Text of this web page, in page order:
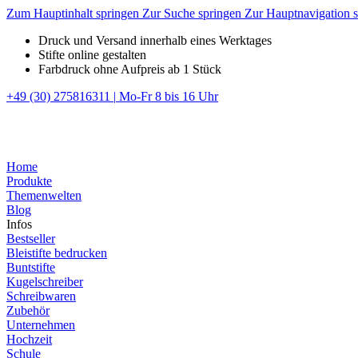
Zum Hauptinhalt springen Zur Suche springen Zur Hauptnavigation
Druck und Versand innerhalb eines Werktages
Stifte online gestalten
Farbdruck ohne Aufpreis ab 1 Stück
+49 (30) 275816311 | Mo-Fr 8 bis 16 Uhr
Home
Produkte
Themenwelten
Blog
Infos
Bestseller
Bleistifte bedrucken
Buntstifte
Kugelschreiber
Schreibwaren
Zubehör
Unternehmen
Hochzeit
Schule